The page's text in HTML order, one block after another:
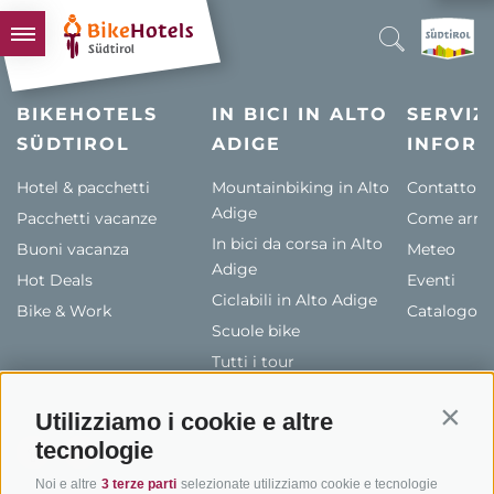
Utilizziamo i cookie e altre
tecnologie
Noi e altre 3 terze parti selezionate utilizziamo cookie e tecnologie
BIKEHOTELS
HOTELS & PACCHETTI
TOUR & TERRITORI
L'ALTO ADIGE & NOI
INFO UTILI
BIKEHOTELS
SÜDTIROL
Hotel & pacchetti
Pacchetti vacanze
Buoni vacanza
Hot Deals
Bike & Work
IN BICI IN ALTO
ADIGE
Mountainbiking in Alto
Adige
In bici da corsa in Alto
Adige
Ciclabili in Alto Adige
Scuole bike
Tutti i tour
Contatto
Come
Meteo
Eventi
Catalogo